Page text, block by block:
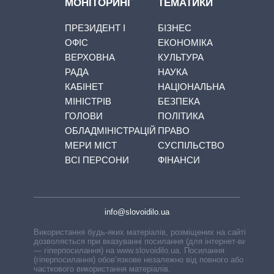
МОНІТОРИНГ
ПРЕЗИДЕНТ І
ОФІС
ВЕРХОВНА
РАДА
КАБІНЕТ
МІНІСТРІВ
ГОЛОВИ
ОБЛАДМІНІСТРАЦІЙ
МЕРИ МІСТ
ВСІ ПЕРСОНИ
ТЕМАТИКИ
БІЗНЕС
ЕКОНОМІКА
КУЛЬТУРА
НАУКА
НАЦІОНАЛЬНА
БЕЗПЕКА
ПОЛІТИКА
ПРАВО
СУСПІЛЬСТВО
ФІНАНСИ
info@slovoidilo.ua
Використання будь-яких матеріалів, розміщених на сайті,
дозволяється при вказуванні посилання (для інтернет-видань
— гіперпосилання) на www.slovoidilo.ua. Посилання
(гіперпосилання) обов’язкове незалежно від повного або
часткового використання матеріалів.